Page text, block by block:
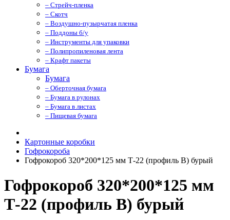
– Стрейч-пленка
– Скотч
– Воздушно-пузырчатая пленка
– Поддоны б/у
– Инструменты для упаковки
– Полипропиленовая лента
– Крафт пакеты
Бумага
Бумага
– Оберточная бумага
– Бумага в рулонах
– Бумага в листах
– Пищевая бумага
Картонные коробки
Гофрокороба
Гофрокороб 320*200*125 мм Т-22 (профиль B) бурый
Гофрокороб 320*200*125 мм
Т-22 (профиль B) бурый